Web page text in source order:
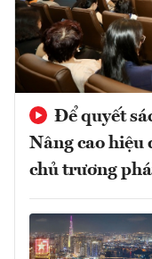
Để quyết
Nâng cao hiệu
chủ trương